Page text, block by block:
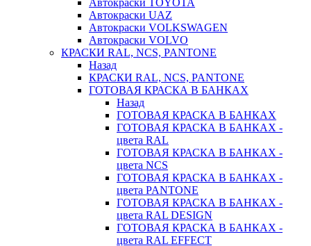
Автокраски UAZ
Автокраски VOLKSWAGEN
Автокраски VOLVO
КРАСКИ RAL, NCS, PANTONE
Назад
КРАСКИ RAL, NCS, PANTONE
ГОТОВАЯ КРАСКА В БАНКАХ
Назад
ГОТОВАЯ КРАСКА В БАНКАХ
ГОТОВАЯ КРАСКА В БАНКАХ -
цвета RAL
ГОТОВАЯ КРАСКА В БАНКАХ -
цвета NCS
ГОТОВАЯ КРАСКА В БАНКАХ -
цвета PANTONE
ГОТОВАЯ КРАСКА В БАНКАХ -
цвета RAL DESIGN
ГОТОВАЯ КРАСКА В БАНКАХ -
цвета RAL EFFECT